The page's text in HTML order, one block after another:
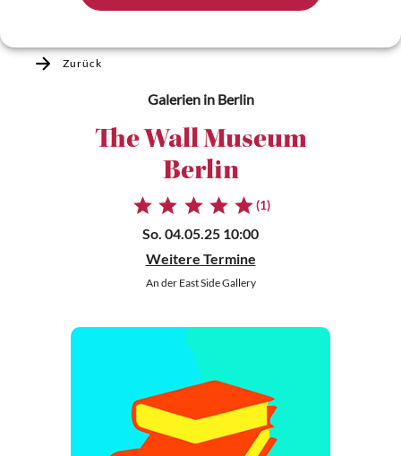
Zurück
Galerienin Berlin
The Wall Museum
Berlin
(1)
So. 04.05.25 10:00
Weitere Termine
An der East Side Gallery